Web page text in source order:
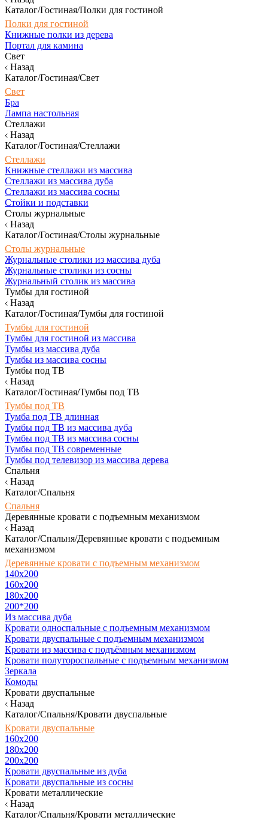
Каталог/Гостиная/Полки для гостиной
Полки для гостиной
Книжные полки из дерева
Портал для камина
Свет
Назад
Каталог/Гостиная/Свет
Свет
Бра
Лампа настольная
Стеллажи
Назад
Каталог/Гостиная/Стеллажи
Стеллажи
Книжные стеллажи из массива
Стеллажи из массива дуба
Стеллажи из массива сосны
Стойки и подставки
Столы журнальные
Назад
Каталог/Гостиная/Столы журнальные
Столы журнальные
Журнальные столики из массива дуба
Журнальные столики из сосны
Журнальный столик из массива
Тумбы для гостиной
Назад
Каталог/Гостиная/Тумбы для гостиной
Тумбы для гостиной
Тумбы для гостиной из массива
Тумбы из массива дуба
Тумбы из массива сосны
Тумбы под ТВ
Назад
Каталог/Гостиная/Тумбы под ТВ
Тумбы под ТВ
Тумба под ТВ длинная
Тумбы под ТВ из массива дуба
Тумбы под ТВ из массива сосны
Тумбы под ТВ современные
Тумбы под телевизор из массива дерева
Спальня
Назад
Каталог/Спальня
Спальня
Деревянные кровати с подъемным механизмом
Назад
Каталог/Спальня/Деревянные кровати с подъемным
механизмом
Деревянные кровати с подъемным механизмом
140x200
160х200
180х200
200*200
Из массива дуба
Кровати односпальные с подъемным механизмом
Кровати двуспальные с подъемным механизмом
Кровати из массива с подъёмным механизмом
Кровати полутороспальные с подъемным механизмом
Зеркала
Комоды
Кровати двуспальные
Назад
Каталог/Спальня/Кровати двуспальные
Кровати двуспальные
160х200
180x200
200x200
Кровати двуспальные из дуба
Кровати двуспальные из сосны
Кровати металлические
Назад
Каталог/Спальня/Кровати металлические